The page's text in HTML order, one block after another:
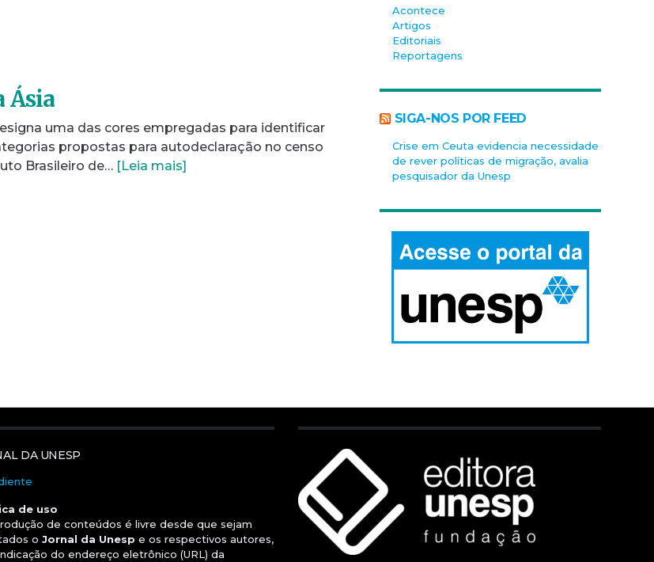
Ásia
uma das cores empregadas para identificar
propostas para autodeclaração no censo
Brasileiro de… [Leia mais]
Acontece
Artigos
Editoriais
Reportagens
SIGA-NOS POR FEED
Crise em Ceuta evidencia necessidade
de rever políticas de migração, avalia
pesquisador da Unesp
DA UNESP
de uso
de conteúdos é livre desde que sejam
oJornal da Unesp e os respectivos autores,
do endereço eletrônico (URL) da